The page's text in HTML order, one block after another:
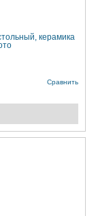
керамика
Сравнить